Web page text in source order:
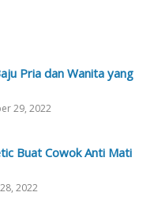
Pria dan Wanita yang
29, 2022
Buat Cowok Anti Mati
2022